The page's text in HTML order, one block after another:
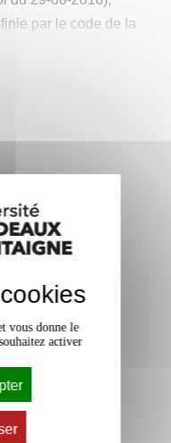
par le code de la
sous l’égide de
et de sensibiliser
2024
vous donne le
activer